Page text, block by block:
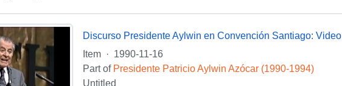
Discurso Presidente Aylwin en Convención Santiago: Video
Item
· 1990-11-16
Part of Presidente Patricio Aylwin Azócar (1990-1994)
Untitled